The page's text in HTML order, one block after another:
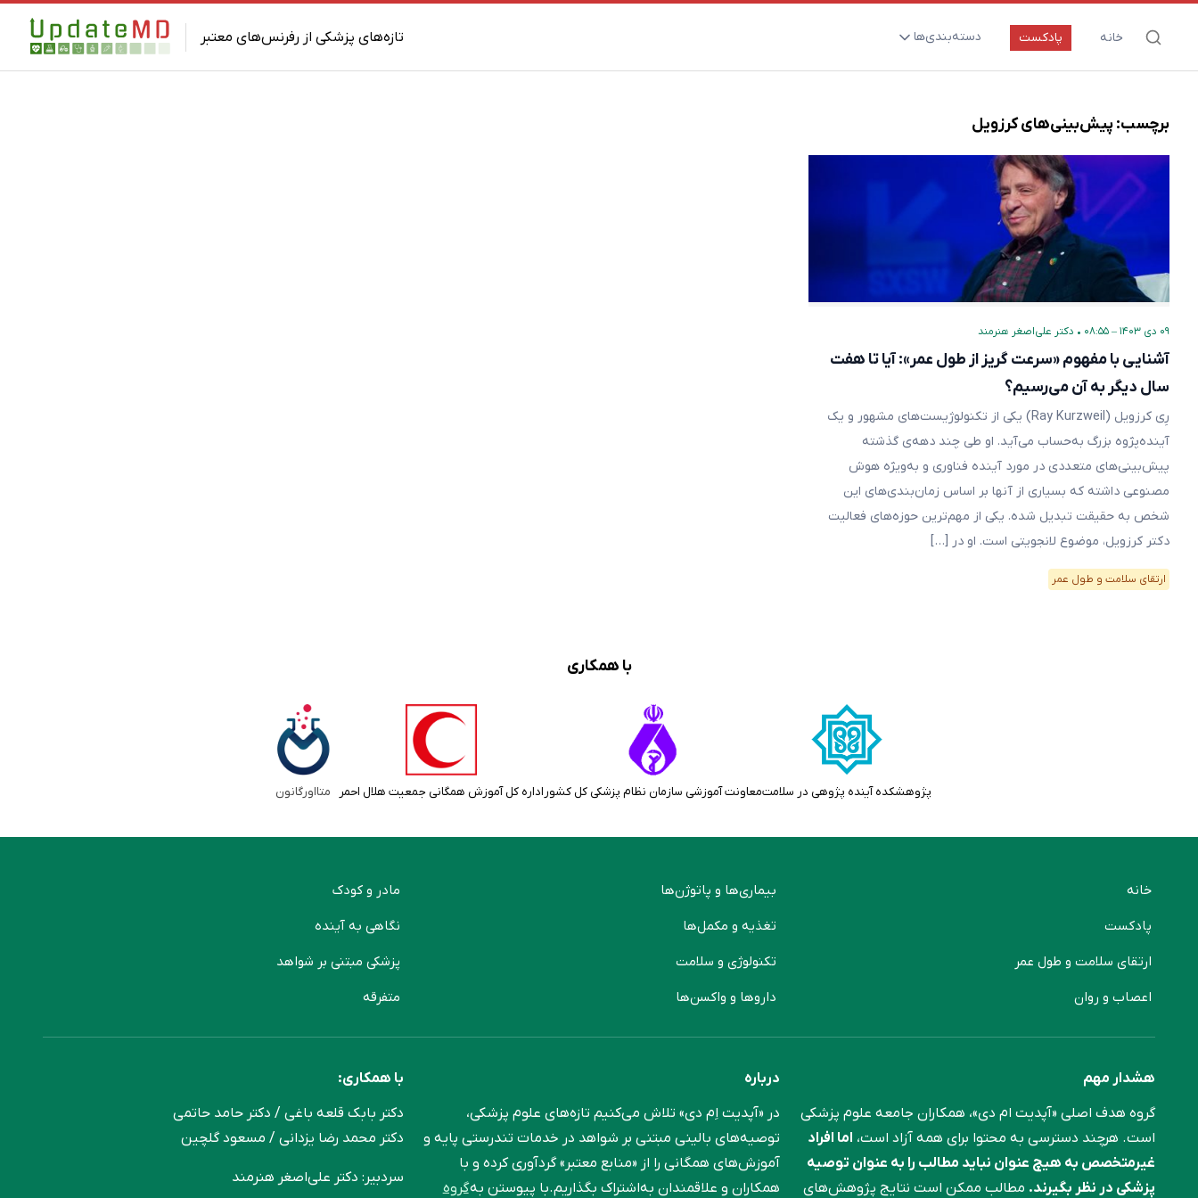
تازه‌های پزشکی از رفرنس‌های معتبر خانه پادکست دسته‌بندی‌ها
ارتقای سلامت و طول عمر
تغذیه و مکمل‌ها
دارو‌ها و واکسن‌ها
مادر و کودک
برچسب:پیش‌بینی‌های کرزویل
۰۹ دی ۱۴۰۳ – ۰۸:۵۵ • دکتر علی‌اصغر هنرمند
آشنایی با مفهوم «سرعت گریز از طول عمر»: آیا تا هفت
سال دیگر به آن می‌رسیم؟
رِی کرزویل (Ray Kurzweil) یکی از تکنولوژیست‌های مشهور و یک
آینده‌پژوه بزرگ به‌حساب می‌آید. او طی چند دهه‌ی گذشته
پیش‌بینی‌های متعددی در مورد آینده فناوری و به‌ویژه هوش
مصنوعی داشته که بسیاری از آنها بر اساس زمان‌بندی‌های این
شخص به حقیقت تبدیل شده. یکی از مهم‌ترین حوزه‌های فعالیت
دکتر کرزویل، موضوع لانجویتی است. او در […]
ارتقای سلامت و طول عمر
با همکاری
پژوهشکده آینده پژوهی در سلامتمعاونت آموزشی سازمان نظام پزشکی کل کشور اداره کل آموزش همگانی جمعیت هلال احمر متااورگانون
خانه
پادکست
ارتقای سلامت و طول عمر
اعصاب و روان
بیماری‌ها و پاتوژن‌ها
تغذیه و مکمل‌ها
تکنولوژی و سلامت
دارو‌ها و واکسن‌ها
مادر و کودک
نگاهی به آینده
پزشکی مبتنی بر شواهد
متفرقه
هشدار مهم
گروه هدف اصلی «آپدیت ام دی»، همکاران جامعه علوم ‌پزشکی
است. هرچند دسترسی به محتوا برای همه آزاد است، اما افراد
غیرمتخصص به هیچ عنوان نباید مطالب را به عنوان توصیه
پزشکی در نظر بگیرند. مطالب ممکن است نتایج پژوهش‌های
درباره
در «آپدیت اِم دی» تلاش می‌کنیم تازه‌های علوم پزشکی،
توصیه‌های بالینی مبتنی بر شواهد در خدمات تندرستی پایه و
آموزش‌های همگانی را از «منابع معتبر» گردآوری کرده و با
همکاران و علاقمندان به‌اشتراک بگذاریم.با پیوستن بهگروه
با همکاری:
دکتر بابک قلعه‌ باغی / دکتر حامد حاتمی
دکتر محمد رضا یزدانی / مسعود گلچین
سردبیر: دکتر علی‌اصغر هنرمند